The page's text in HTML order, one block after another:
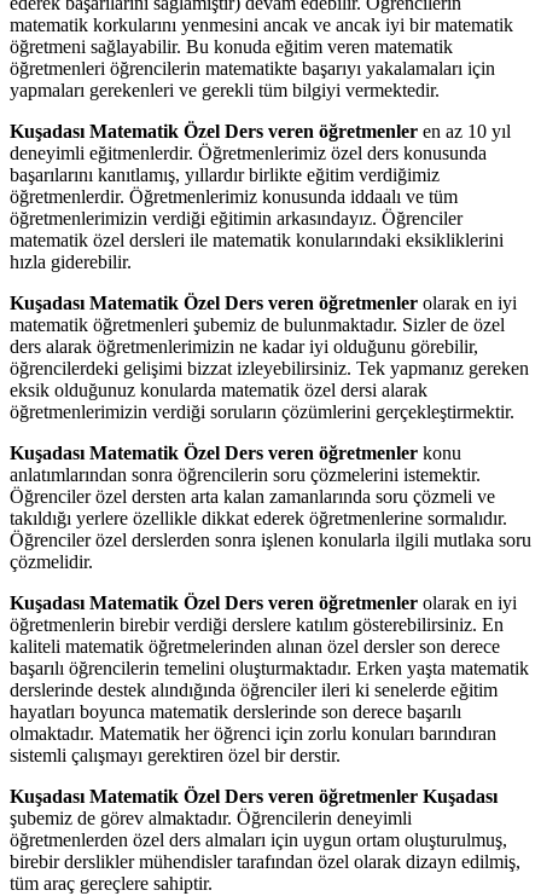
matematik korkularını yenmesini ancak ve ancak iyi bir matematik
öğretmeni sağlayabilir. Bu konuda eğitim veren matematik
öğretmenleri öğrencilerin matematikte başarıyı yakalamaları için
yapmaları gerekenleri ve gerekli tüm bilgiyi vermektedir.
Kuşadası Matematik Özel Ders veren öğretmenler en az 10 yıl
deneyimli eğitmenlerdir. Öğretmenlerimiz özel ders konusunda
başarılarını kanıtlamış, yıllardır birlikte eğitim verdiğimiz
öğretmenlerdir. Öğretmenlerimiz konusunda iddaalı ve tüm
öğretmenlerimizin verdiği eğitimin arkasındayız. Öğrenciler
matematik özel dersleri ile matematik konularındaki eksikliklerini
hızla giderebilir.
Kuşadası Matematik Özel Ders veren öğretmenler olarak en iyi
matematik öğretmenleri şubemiz de bulunmaktadır. Sizler de özel
ders alarak öğretmenlerimizin ne kadar iyi olduğunu görebilir,
öğrencilerdeki gelişimi bizzat izleyebilirsiniz. Tek yapmanız gereken
eksik olduğunuz konularda matematik özel dersi alarak
öğretmenlerimizin verdiği soruların çözümlerini gerçekleştirmektir.
Kuşadası Matematik Özel Ders veren öğretmenler konu
anlatımlarından sonra öğrencilerin soru çözmelerini istemektir.
Öğrenciler özel dersten arta kalan zamanlarında soru çözmeli ve
takıldığı yerlere özellikle dikkat ederek öğretmenlerine sormalıdır.
Öğrenciler özel derslerden sonra işlenen konularla ilgili mutlaka soru
çözmelidir.
Kuşadası Matematik Özel Ders veren öğretmenler olarak en iyi
öğretmenlerin birebir verdiği derslere katılım gösterebilirsiniz. En
kaliteli matematik öğretmelerinden alınan özel dersler son derece
başarılı öğrencilerin temelini oluşturmaktadır. Erken yaşta matematik
derslerinde destek alındığında öğrenciler ileri ki senelerde eğitim
hayatları boyunca matematik derslerinde son derece başarılı
olmaktadır. Matematik her öğrenci için zorlu konuları barındıran
sistemli çalışmayı gerektiren özel bir derstir.
Kuşadası Matematik Özel Ders veren öğretmenler Kuşadası
şubemiz de görev almaktadır. Öğrencilerin deneyimli
öğretmenlerden özel ders almaları için uygun ortam oluşturulmuş,
birebir derslikler mühendisler tarafından özel olarak dizayn edilmiş,
tüm araç gereçlere sahiptir.